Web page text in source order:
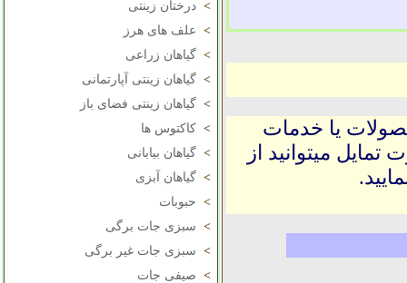
> درختان زینتی
> علف های هرز
> گیاهان زراعی
> گیاهان زینتی آپارتمانی
> گیاهان زینتی فضای باز
> کاکتوس ها
> گیاهان بیابانی
> گیاهان آبزی
> حبوبات
> سبزی جات برگی
> سبزی جات غیر برگی
> صیفی جات
یا خدمات
میتوانید از